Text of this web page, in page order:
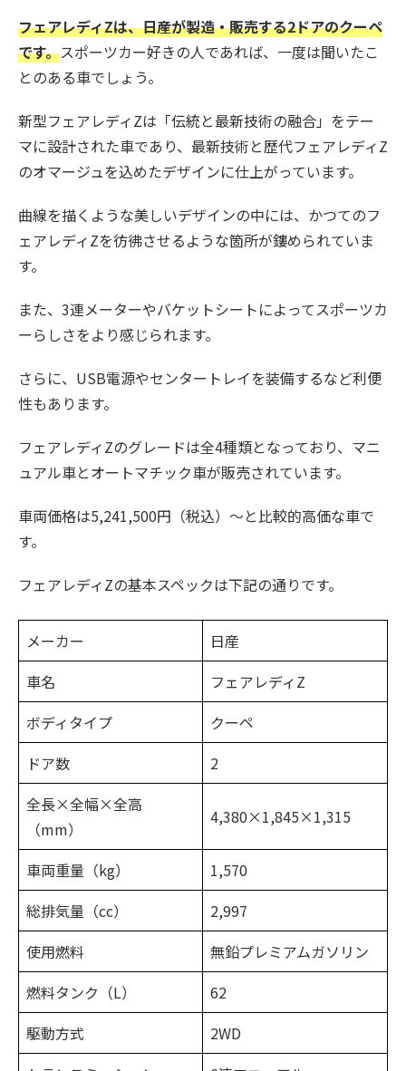
フェアレディZは、日産が製造・販売する2ドアのクーペ
です。スポーツカー好きの人であれば、一度は聞いたこ
とのある車でしょう。
新型フェアレディZは「伝統と最新技術の融合」をテー
マに設計された車であり、最新技術と歴代フェアレディZ
のオマージュを込めたデザインに仕上がっています。
曲線を描くような美しいデザインの中には、かつてのフ
ェアレディZを彷彿させるような箇所が鏤められていま
す。
また、3連メーターやバケットシートによってスポーツカ
ーらしさをより感じられます。
さらに、USB電源やセンタートレイを装備するなど利便
性もあります。
フェアレディZのグレードは全4種類となっており、マニ
ュアル車とオートマチック車が販売されています。
車両価格は5,241,500円（税込）〜と比較的高価な車で
す。
フェアレディZの基本スペックは下記の通りです。
メーカー
日産
車名
フェアレディZ
ボディタイプ
クーペ
ドア数
2
全長×全幅×全高
（mm）
4,380×1,845×1,315
車両重量（kg）
1,570
総排気量（cc）
2,997
使用燃料
無鉛プレミアムガソリン
燃料タンク（L）
62
駆動方式
2WD